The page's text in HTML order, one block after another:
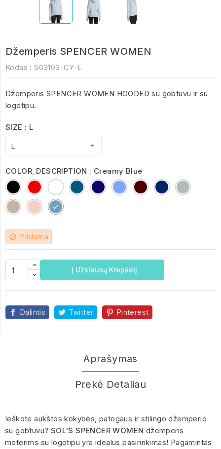
Džemperis SPENCER WOMEN
Kodas : S03103-CY-L
Džemperis SPENCER WOMEN HOODED su gobtuvu ir su
logotipu.
SIZE : L
COLOR_DESCRIPTION : Creamy Blue
BlackRed WhiteCharcoal
Melange
French
Navy
Heather
Denim
Heather
Oxblood
royal
blue
ash
Grey
Melange
2
creamy
pink
Creamy
Blue
block Pildoma
Į Užklausų Krepšelį
Dalintis Twitter Pinterest
Aprašymas
Prekė Detaliau
Ieškote aukštos kokybės, patogaus ir stilingo džemperio
su gobtuvu? SOL'S SPENCER WOMEN džemperis
moterims su logotipu yra idealus pasirinkimas! Pagamintas